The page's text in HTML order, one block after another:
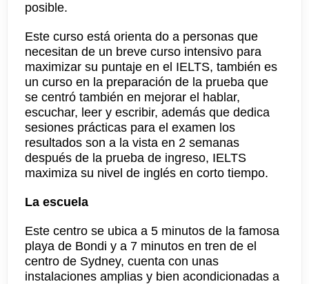
posible.
Este curso está orienta do a personas que
necesitan de un breve curso intensivo para
maximizar su puntaje en el IELTS, también es
un curso en la preparación de la prueba que
se centró también en mejorar el hablar,
escuchar, leer y escribir, además que dedica
sesiones prácticas para el examen los
resultados son a la vista en 2 semanas
después de la prueba de ingreso, IELTS
maximiza su nivel de inglés en corto tiempo.
La escuela
Este centro se ubica a 5 minutos de la famosa
playa de Bondi y a 7 minutos en tren de el
centro de Sydney, cuenta con unas
instalaciones amplias y bien acondicionadas a